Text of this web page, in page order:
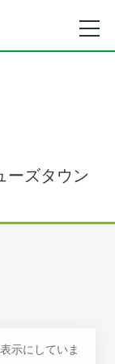
ズタウン
示にしていま